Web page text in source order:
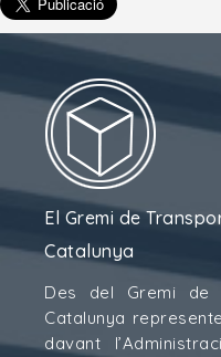
El Gremi de
Catalunya
Des del Gremi de
Catalunya
davant